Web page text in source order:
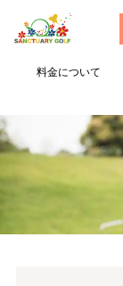
料金について